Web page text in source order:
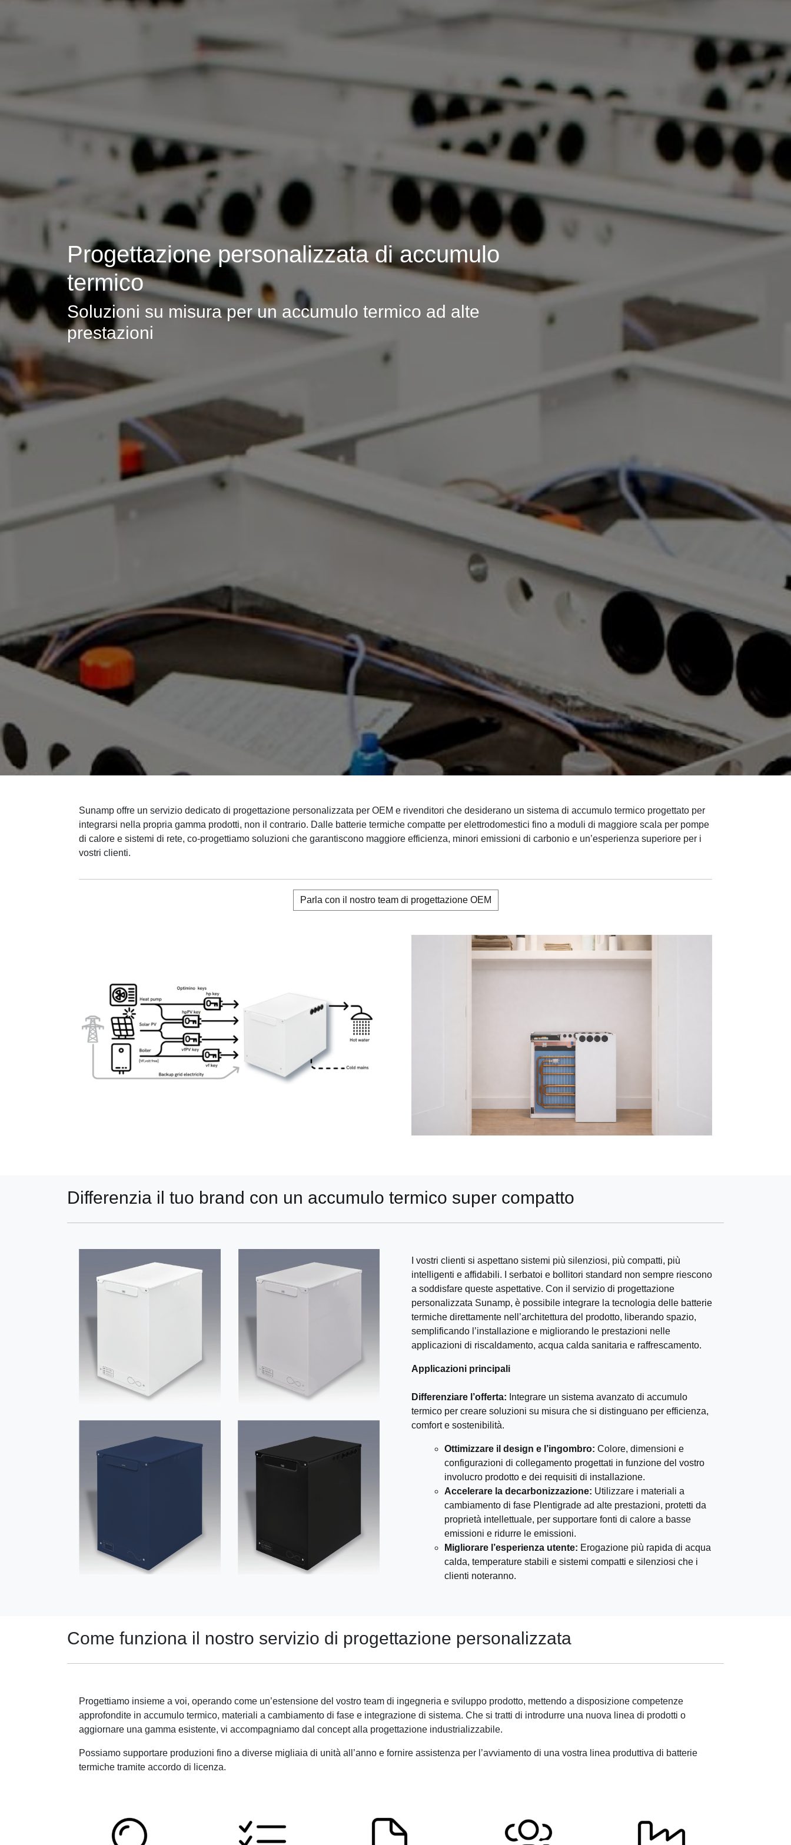
Progettazione personalizzata di accumulo
termico
Soluzioni su misura per un accumulo termico ad alte
prestazioni
Sunamp offre un servizio dedicato di progettazione personalizzata per OEM e rivenditori che desiderano un sistema di accumulo termico progettato per
integrarsi nella propria gamma prodotti, non il contrario. Dalle batterie termiche compatte per elettrodomestici fino a moduli di maggiore scala per pompe
di calore e sistemi di rete, co-progettiamo soluzioni che garantiscono maggiore efficienza, minori emissioni di carbonio e un’esperienza superiore per i
vostri clienti.
Parla con il nostro team di progettazione OEM
Differenzia il tuo brand con un accumulo termico super compatto
I vostri clienti si aspettano sistemi più silenziosi, più compatti, più
intelligenti e affidabili. I serbatoi e bollitori standard non sempre riescono
a soddisfare queste aspettative. Con il servizio di progettazione
personalizzata Sunamp, è possibile integrare la tecnologia delle batterie
termiche direttamente nell’architettura del prodotto, liberando spazio,
semplificando l’installazione e migliorando le prestazioni nelle
applicazioni di riscaldamento, acqua calda sanitaria e raffrescamento.
Applicazioni principali
Differenziare l’offerta: Integrare un sistema avanzato di accumulo
termico per creare soluzioni su misura che si distinguano per efficienza,
comfort e sostenibilità.
Ottimizzare il design e l’ingombro: Colore, dimensioni e
configurazioni di collegamento progettati in funzione del vostro
involucro prodotto e dei requisiti di installazione.
Accelerare la decarbonizzazione: Utilizzare i materiali a
cambiamento di fase Plentigrade ad alte prestazioni, protetti da
proprietà intellettuale, per supportare fonti di calore a basse
emissioni e ridurre le emissioni.
Migliorare l’esperienza utente: Erogazione più rapida di acqua
calda, temperature stabili e sistemi compatti e silenziosi che i
clienti noteranno.
Come funziona il nostro servizio di progettazione personalizzata
Progettiamo insieme a voi, operando come un’estensione del vostro team di ingegneria e sviluppo prodotto, mettendo a disposizione competenze
approfondite in accumulo termico, materiali a cambiamento di fase e integrazione di sistema. Che si tratti di introdurre una nuova linea di prodotti o
aggiornare una gamma esistente, vi accompagniamo dal concept alla progettazione industrializzabile.
Possiamo supportare produzioni fino a diverse migliaia di unità all’anno e fornire assistenza per l’avviamento di una vostra linea produttiva di batterie
termiche tramite accordo di licenza.